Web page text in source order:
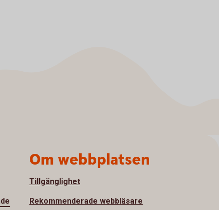
Om webbplatsen
Tillgänglighet
Rekommenderade webbläsare